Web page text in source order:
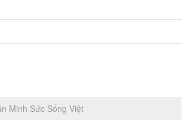
Minh Sức Sống Việt